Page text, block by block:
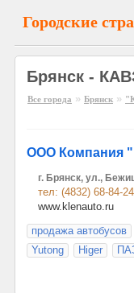
Городские
Брянск -
Все города » Брянск »
ООО Компания
г. Брянск, ул.,
тел: (4832) 68-84-24
www.klenauto.ru
продажа автобусов
Yutong
Higer